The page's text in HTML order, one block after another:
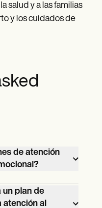
salud y a las familias
y los cuidados de
de atención
incluyen
promover
un plan de
al